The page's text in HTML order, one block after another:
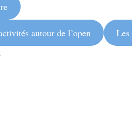
autour de l’open Les